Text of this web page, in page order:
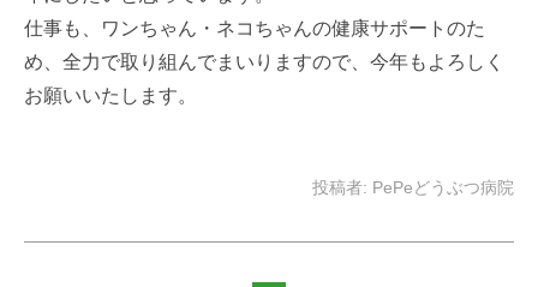
仕事も、ワンちゃん・ネコちゃんの健康サポートのた
め、全力で取り組んでまいりますので、今年もよろしく
お願いいたします。
投稿者: PePeどうぶつ病院